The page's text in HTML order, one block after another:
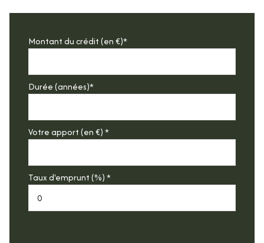
Montant du crédit (en €)*
Durée (années)*
Votre apport (en €) *
Taux d'emprunt (%) *